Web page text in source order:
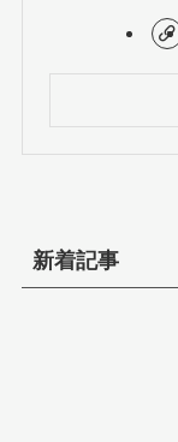
新着記事